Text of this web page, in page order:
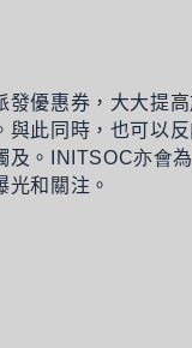
發優惠券，大大提
與此同時，也可以反
及。
INITSOC亦會
和關注。